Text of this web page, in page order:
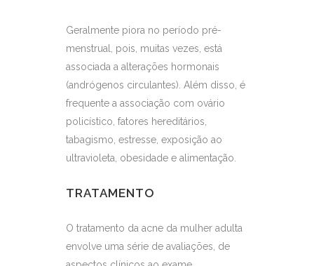
Geralmente piora no período pré-
menstrual, pois, muitas vezes, está
associada a alterações hormonais
(andrógenos circulantes). Além disso, é
frequente a associação com ovário
policístico, fatores hereditários,
tabagismo, estresse, exposição ao
ultravioleta, obesidade e alimentação.
TRATAMENTO
O tratamento da acne da mulher adulta
envolve uma série de avaliações, de